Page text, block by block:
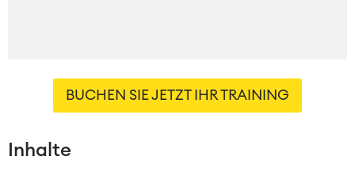
BUCHEN SIE JETZT IHR TRAINING
Inhalte